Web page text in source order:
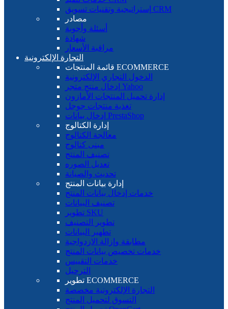
إستراتيجية وتقنيات تسويق CRM
مصادر
أسئلة وأجوبة
شهادة
مراقبة الأسعار
التجارة الإلكترونية
قائمة المنتجات ECOMMERCE
الدخول التجاري الإلكترونية
إدخال منتج متجر Yahoo
إدارة تحميل المنتجات الأمازون
تغذية منتجات جوجل
إدخال بيانات PrestaShop
إدارة الكتالوج
معالجة الكتالوج
مبنى كتالوج
تصنيف المنتج
تعديل الصوره
تحديث والصيانة
إدارة بيانات المنتج
خدمات إدخال بيانات المنتج
تصنيف البيانات
تطوير SKU
تطوير التصنيف
تطهير البيانات
مطابقة وإزالة الازدواجية
خدمات تخصيص بيانات المنتج
خدمات التقييس
الترحيل
تطوير ECOMMERCE
التجارة الإلكترونية مخصصة
التسوق لتحميل المنتج